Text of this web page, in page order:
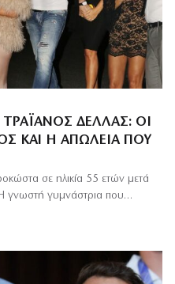
ΔΈΛΛΑΣ: ΟΙ
ΚΑΙ Η ΑΠΏΛΕΙΑ ΠΟΥ
σε ηλικία 55 ετών μετά
γνωστή γυμνάστρια που…